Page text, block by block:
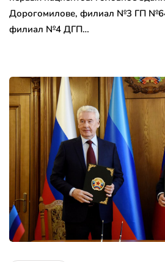
Дорогомилове, филиал №3 ГП
филиал №4 ДГП…